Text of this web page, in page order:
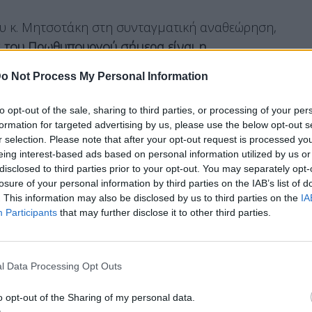
Not Process My Personal Information
opt-out of the sale, sharing to third parties, or processing of your
for targeted advertising by us, please use the below opt-out
selection. Please note that after your opt-out request is processed
interest-based ads based on personal information utilized by us
to third parties prior to your opt-out. You may separately
of your personal information by third parties on the IAB’s list of
This information may also be disclosed by us to third parties on the
Participants that may further disclose it to other third parties.
Data Processing Opt Outs
opt-out of the Sharing of my personal data.
κ. Μητσοτάκη στη συνταγματική αναθεώρηση,
του Πρωθυπουργού σήμερα είναι η
».
στο άρθρο 86, επισήμανε ότι «επί της
η κυβέρνηση έλεγε ότι πρέπει να
ανακριτές και ζητούσε fast track διαδικασία
ότι «τώρα, ενώ ακόμη και η κα Αραμπατζή
τη σύσταση προανακριτικής
εις βάρος της είναι άδικες, η
υποστηρίζει ότι οι βουλευτές πρέπει να
την πρόταση σύστασης. Η
παλιά της τα παπούτσια το αίτημα της